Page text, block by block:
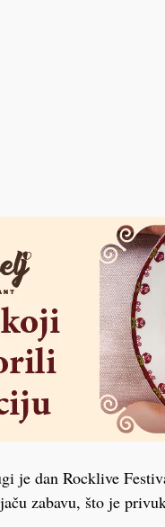
je dan Rocklive
zabavu, što je